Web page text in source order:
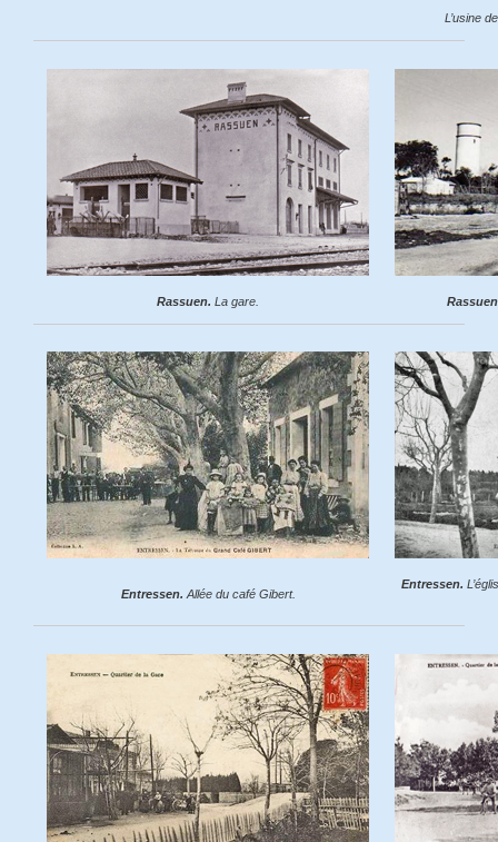
L’usine
Rassuen. La gare.
Entressen. Allée du café Gibert.
Entressen.